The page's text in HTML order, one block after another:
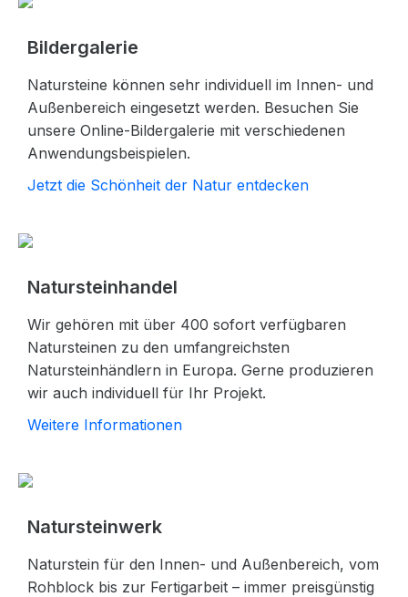
Bildergalerie
Natursteine können sehr individuell im Innen- und
Außenbereich eingesetzt werden. Besuchen Sie
unsere Online-Bildergalerie mit verschiedenen
Anwendungsbeispielen.
Jetzt die Schönheit der Natur entdecken
Natursteinhandel
Wir gehören mit über 400 sofort verfügbaren
Natursteinen zu den umfangreichsten
Natursteinhändlern in Europa. Gerne produzieren
wir auch individuell für Ihr Projekt.
Weitere Informationen
Natursteinwerk
Naturstein für den Innen- und Außenbereich, vom
Rohblock bis zur Fertigarbeit – immer preisgünstig